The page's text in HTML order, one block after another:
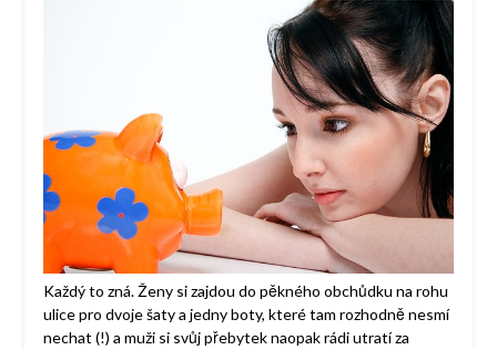
Každý to zná. Ženy si zajdou do pěkného obchůdku na rohu
ulice pro dvoje šaty a jedny boty, které tam rozhodně nesmí
nechat (!) a muži si svůj přebytek naopak rádi utratí za